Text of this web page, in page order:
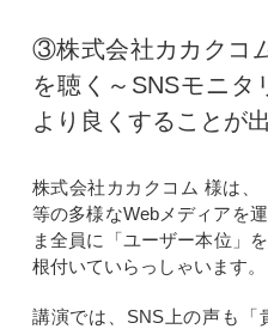
③株式会社カカクコ
を聴く～SNSモニタ
より良くすることが
株式会社カカクコム 様は、
等の多様なWebメディアを
ま全員に「ユーザー本位」
根付いていらっしゃいます。
講演では、SNS上の声も「